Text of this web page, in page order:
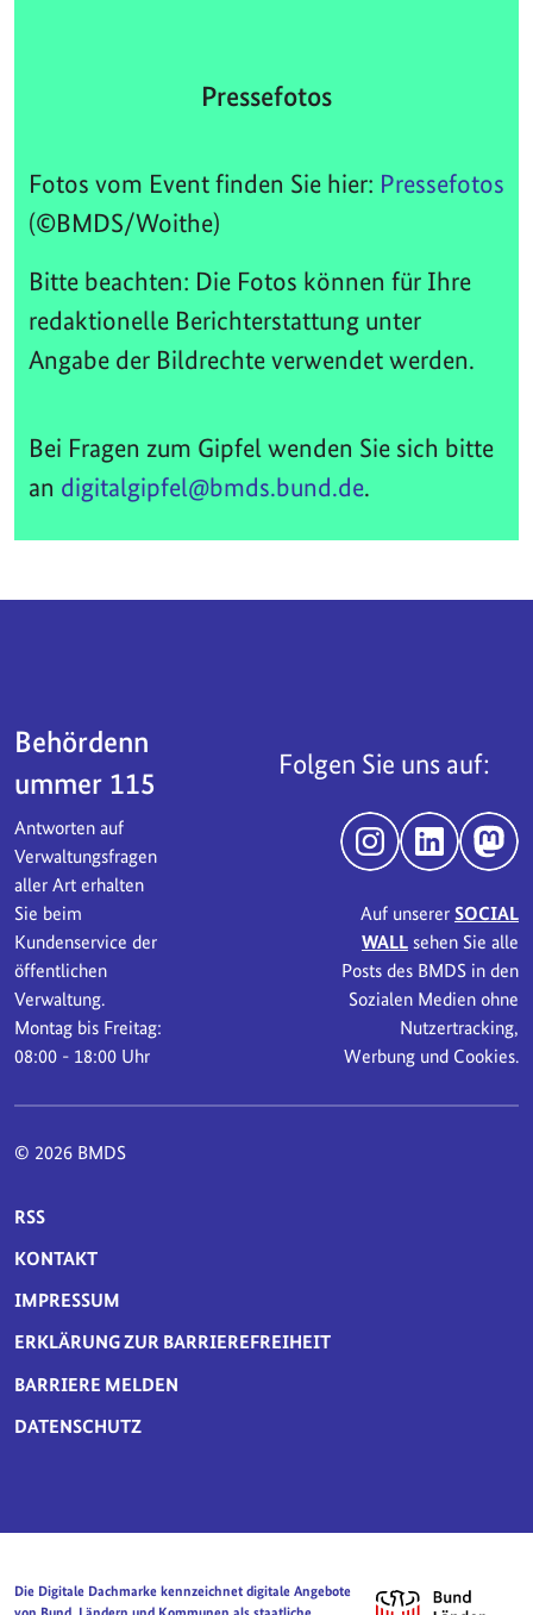
Pressefotos
Fotos vom Event finden Sie hier: Pressefotos
(©BMDS/Woithe)
Bitte beachten: Die Fotos können für Ihre
redaktionelle Berichterstattung unter
Angabe der Bildrechte verwendet werden.
Bei Fragen zum Gipfel wenden Sie sich bitte
an digitalgipfel@bmds.bund.de.
Behördenn
ummer 115
Antworten auf
Verwaltungsfragen
aller Art erhalten
Sie beim
Kundenservice der
öffentlichen
Verwaltung.
Montag bis Freitag:
08:00 - 18:00 Uhr
Folgen Sie uns auf:
InstagramLinkedIn
Auf unserer SOCIAL
WALLsehen Sie alle
Posts des BMDS in den
Sozialen Medien ohne
Nutzertracking,
Werbung und Cookies.
© 2026 BMDS
SERVICE-NAVIGATION FUSSBEREICH
RSS
KONTAKT
IMPRESSUM
ERKLÄRUNG ZUR BARRIEREFREIHEIT
BARRIERE MELDEN
DATENSCHUTZ
Die Digitale Dachmarke kennzeichnet digitale Angebote